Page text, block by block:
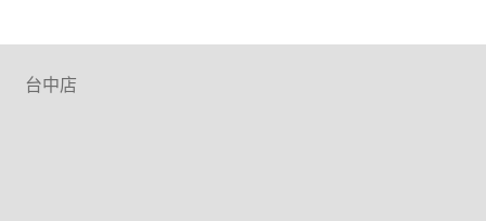
台中店